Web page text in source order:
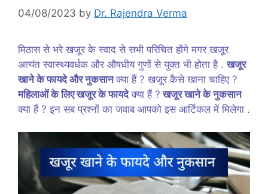
04/08/2023 by Dr. Rajendra Verma
मिठास से भरे खजूर के स्वाद से सभी परिचित होंगे मगर खजूर
अत्यंत स्वास्थ्यवर्धक और औषधीय गुणों से युक्त भी होता है .खजूर
खाने के फायदे और नुकसानक्या हैं ? खजूर कैसे खाना चाहिए ?
महिलाओं के लिए खजूर के फायदेक्या हैं ? खजूर खाने के नुकसान
क्या हैं ? इन सब प्रश्नों का जवाब आपको इस आर्टिकल में मिलेगा .